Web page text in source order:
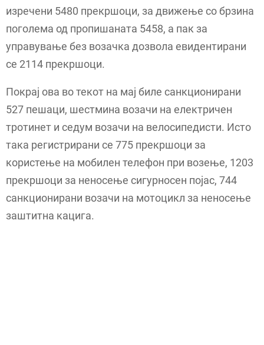
изречени 5480 прекршоци, за движење со брзина
поголема од пропишаната 5458, а пак за
управување без возачка дозвола евидентирани
се 2114 прекршоци.
Покрај ова во текот на мај биле санкционирани
527 пешаци, шестмина возачи на електричен
тротинет и седум возачи на велосипедисти. Исто
така регистрирани се 775 прекршоци за
користење на мобилен телефон при возење, 1203
прекршоци за неносење сигурносен појас, 744
санкционирани возачи на мотоцикл за неносење
заштитна кацига.